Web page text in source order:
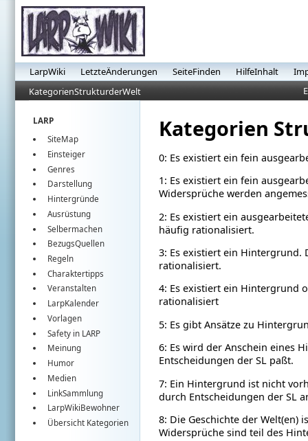
LarpWiki LetzteÄnderungen SeiteFinden HilfeInhalt
KategorienStrukturderWelt
LARP
SiteMap
Einsteiger
Genres
Darstellung
Hintergründe
Ausrüstung
Selbermachen
BezugsQuellen
Regeln
Charaktertipps
Veranstalten
LarpKalender
Vorlagen
Safety in LARP
Meinung
Humor
Medien
LinkSammlung
LarpWikiBewohner
Übersicht Kategorien
Kategorien
0: Es existiert ein fein
1: Es existiert ein fein
Widersprüche werden
2: Es existiert ein
häufig rationalisiert.
3: Es existiert ein Hintergrund.
rationalisiert.
4: Es existiert ein Hintergrund
rationalisiert
5: Es gibt Ansätze zu
6: Es wird der Anschein eines
Entscheidungen der SL paßt.
7: Ein Hintergrund ist nicht
durch Entscheidungen der SL
8: Die Geschichte der
Widersprüche sind teil des